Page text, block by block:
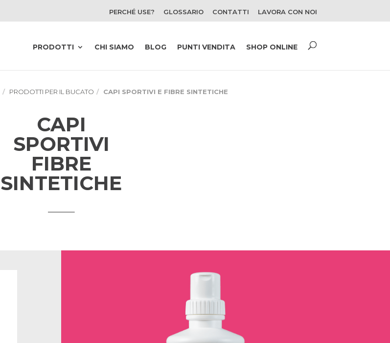
PRODOTTI PER IL BUCATO CAPI SPORTIVI E FIBRE SINTETICHE
CAPI
SPORTIVI
FIBRE
SINTETICHE
PERCHÉ USE? GLOSSARIO CONTATTI LAVORA CON NOI
PRODOTTI CHI SIAMO BLOG PUNTI VENDITA SHOP ONLINE